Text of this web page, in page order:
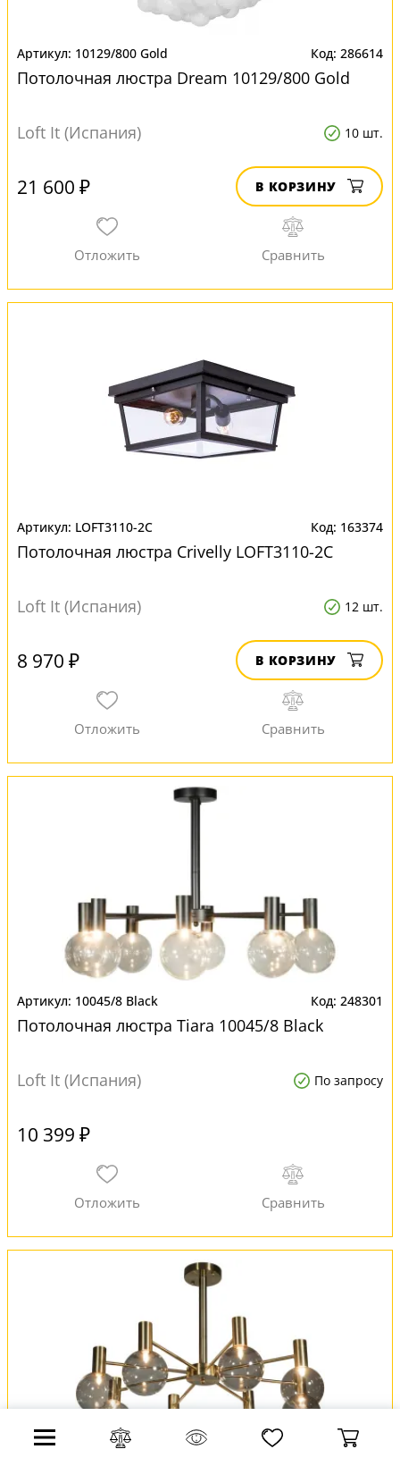
10129/800 Gold 286614
Потолочная люстра Dream 10129/800 Gold
Loft It (Испания) 10 шт.
21 600 ₽ В КОРЗИНУ
LOFT3110-2C 163374
Потолочная люстра Crivelly LOFT3110-2C
Loft It (Испания) 12 шт.
8 970 ₽ В КОРЗИНУ
10045/8 Black 248301
Потолочная люстра Tiara 10045/8 Black
Loft It (Испания) По запросу
10 399 ₽